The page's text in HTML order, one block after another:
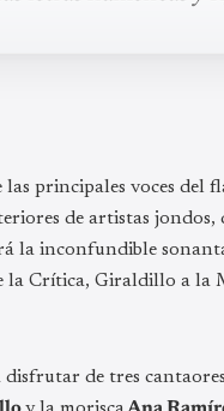
principales voces del
de artistas
la inconfundible
Crítica, Giraldillo a la
de tres